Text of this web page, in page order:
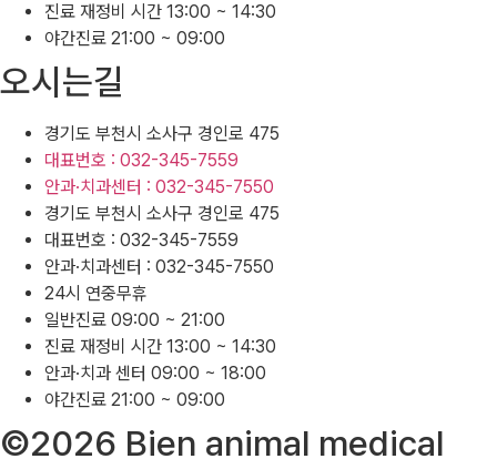
진료 재정비 시간 13:00 ~ 14:30
야간진료 21:00 ~ 09:00
오시는길
경기도 부천시 소사구 경인로 475
대표번호 : 032-345-7559
안과·치과센터 : 032-345-7550
경기도 부천시 소사구 경인로 475
대표번호 : 032-345-7559
안과·치과센터 : 032-345-7550
24시 연중무휴
일반진료 09:00 ~ 21:00
진료 재정비 시간 13:00 ~ 14:30
안과·치과 센터 09:00 ~ 18:00
야간진료 21:00 ~ 09:00
©2026 Bien animal medical